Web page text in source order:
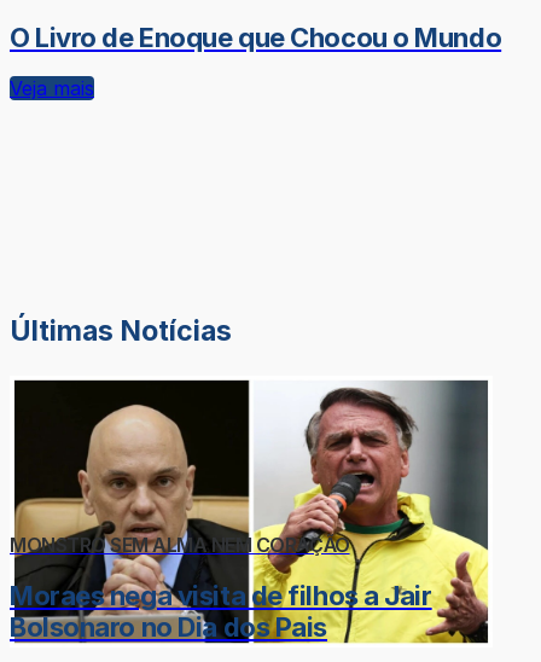
O Livro de Enoque que Chocou o Mundo
Veja mais
Últimas Notícias
MONSTRO SEM ALMA NEM CORAÇÃO
Moraes nega visita de filhos a Jair
Bolsonaro no Dia dos Pais